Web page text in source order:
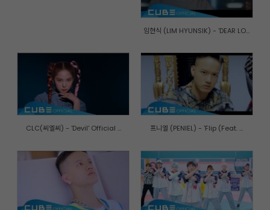
임현식 (LIM HYUNSIK) - 'DEAR LO...
CLC(씨엘씨) - 'Devil' Official ... 프니엘 (PENIEL) - 'Flip (Feat. ...